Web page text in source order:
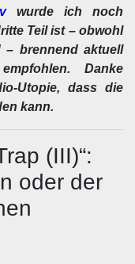
wurde ich noch
Teil ist – obwohl
– brennend aktuell
Danke
Utopie, dass die
kann.
(III)“:
oder der